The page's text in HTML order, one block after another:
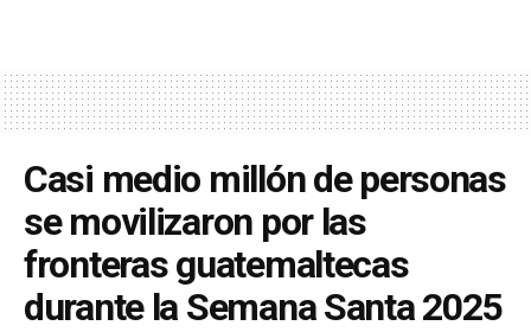
Casi medio millón de personas
se movilizaron por las
fronteras guatemaltecas
durante la Semana Santa 2025